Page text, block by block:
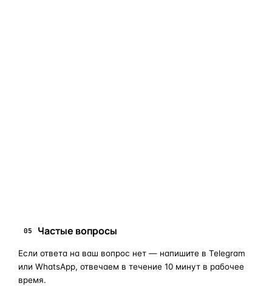
05 Частые вопросы
Если ответа на ваш вопрос нет — напишите в Telegram
или WhatsApp, отвечаем в течение 10 минут в рабочее
время.